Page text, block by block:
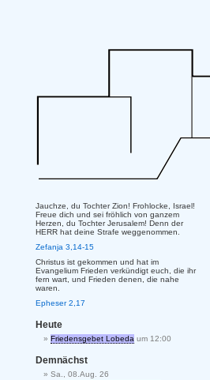
Jauchze, du Tochter Zion! Frohlocke, Israel!
Freue dich und sei fröhlich von ganzem
Herzen, du Tochter Jerusalem! Denn der
HERR hat deine Strafe weggenommen.
Zefanja 3,14-15
Christus ist gekommen und hat im
Evangelium Frieden verkündigt euch, die ihr
fern wart, und Frieden denen, die nahe
waren.
Epheser 2,17
Heute
Friedensgebet Lobeda um 12:00
Demnächst
Sa., 08.Aug. 26